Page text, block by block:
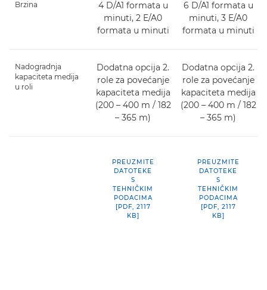
Brzina
4 D/A1 formata u
minuti, 2 E/A0
formata u minuti
6 D/A1 formata u
minuti, 3 E/A0
formata u minuti
Nadogradnja
kapaciteta medija
u roli
Dodatna opcija 2.
role za povećanje
kapaciteta medija
(200 – 400 m / 182
– 365 m)
Dodatna opcija 2.
role za povećanje
kapaciteta medija
(200 – 400 m / 182
– 365 m)
PREUZMITE
DATOTEKE
S
TEHNIČKIM
PODACIMA
[PDF, 2117
KB]
PREUZMITE
DATOTEKE
S
TEHNIČKIM
PODACIMA
[PDF, 2117
KB]